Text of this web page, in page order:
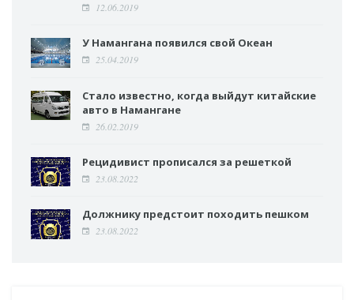
12.06.2019
У Намангана появился свой Океан
25.04.2019
Стало известно, когда выйдут китайские
авто в Намангане
26.02.2019
Рецидивист прописался за решеткой
23.08.2022
Должнику предстоит походить пешком
23.08.2022